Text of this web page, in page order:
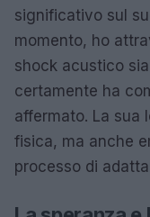
significativo sul
momento, ho
shock acustico
certamente ha
affermato. La sua
fisica, ma anche
processo di